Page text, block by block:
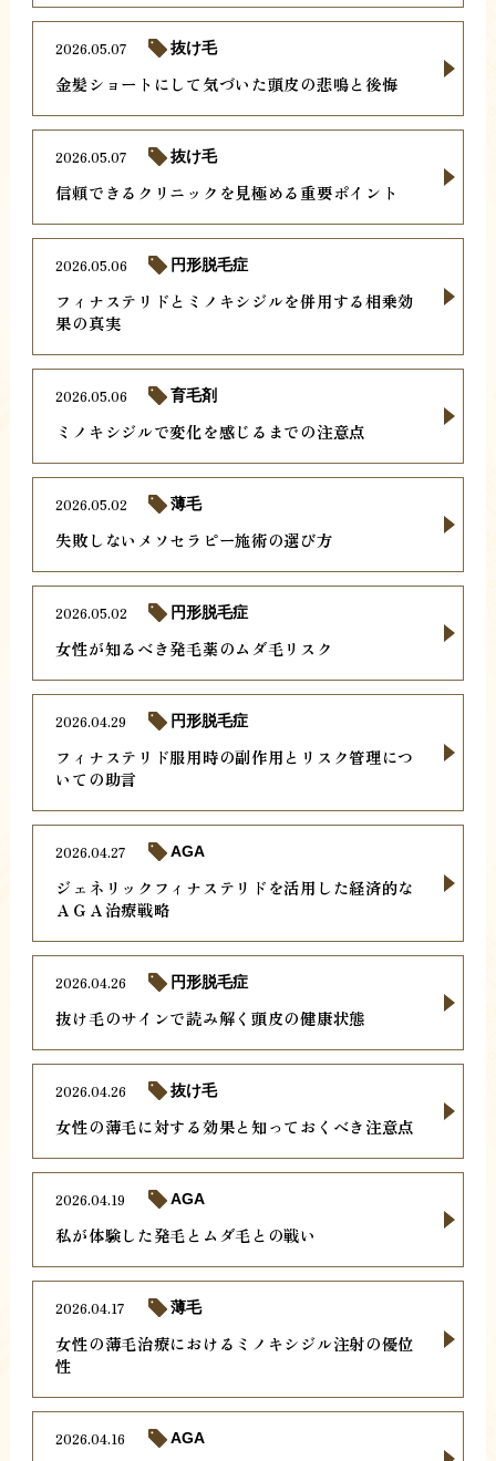
金髪ショートにして気づいた頭皮の悲鳴と後悔
2026.05.07 抜け毛
信頼できるクリニックを見極める重要ポイント
2026.05.07 抜け毛
フィナステリドとミノキシジルを併用する相乗効
果の真実
2026.05.06 円形脱毛症
ミノキシジルで変化を感じるまでの注意点
2026.05.06 育毛剤
失敗しないメソセラピー施術の選び方
2026.05.02 薄毛
女性が知るべき発毛薬のムダ毛リスク
2026.05.02 円形脱毛症
フィナステリド服用時の副作用とリスク管理につ
いての助言
2026.04.29 円形脱毛症
ジェネリックフィナステリドを活用した経済的な
ＡＧＡ治療戦略
2026.04.27 AGA
抜け毛のサインで読み解く頭皮の健康状態
2026.04.26 円形脱毛症
女性の薄毛に対する効果と知っておくべき注意点
2026.04.26 抜け毛
私が体験した発毛とムダ毛との戦い
2026.04.19 AGA
女性の薄毛治療におけるミノキシジル注射の優位
性
2026.04.17 薄毛
2026.04.16 AGA